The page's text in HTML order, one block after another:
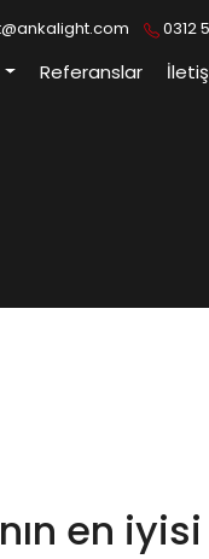
0312
Referanslar
en iyisi